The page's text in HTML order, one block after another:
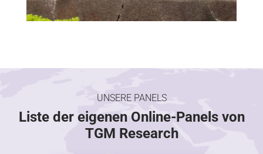
UNSERE PANELS
Liste der eigenen Online-Panels von
TGM Research